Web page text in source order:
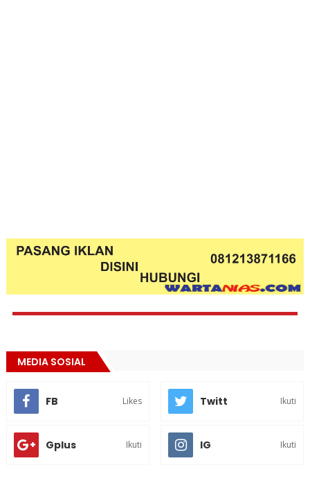
MEDIA SOSIAL
FB Likes Twitt Ikuti
Gplus Ikuti IG Ikuti